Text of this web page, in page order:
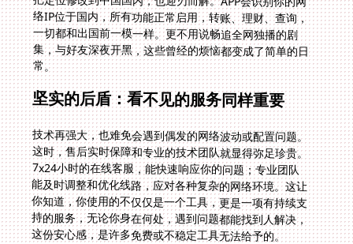
常。
坚实的后盾：看不见的服务同样重要
技术再强大，也难免会遇到偶发的网络波动或配置问题。
这时，售后实时保障和专业的技术团队就显得弥足珍贵。
7x24小时的在线客服，能快速响应你的问题；专业团队
能及时调整和优化线路，应对各种复杂的网络环境。这让
你知道，你使用的不仅仅是一个工具，更是一项有持续支
持的服务，无论你身在何处，遇到问题都能找到人解决，
这份安心感，是许多免费或不稳定工具无法给予的。